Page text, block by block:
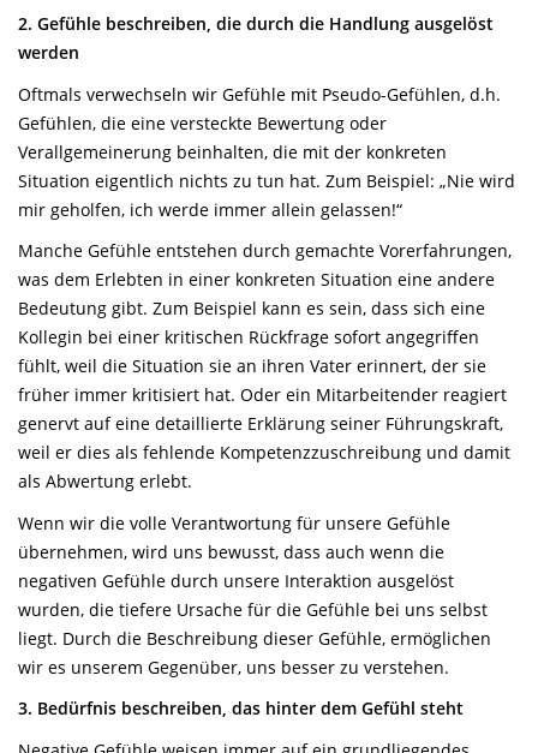
2. Gefühle beschreiben, die durch die Handlung ausgelöst
werden
Oftmals verwechseln wir Gefühle mit Pseudo-Gefühlen, d.h.
Gefühlen, die eine versteckte Bewertung oder
Verallgemeinerung beinhalten, die mit der konkreten
Situation eigentlich nichts zu tun hat. Zum Beispiel: „Nie wird
mir geholfen, ich werde immer allein gelassen!“
Manche Gefühle entstehen durch gemachte Vorerfahrungen,
was dem Erlebten in einer konkreten Situation eine andere
Bedeutung gibt. Zum Beispiel kann es sein, dass sich eine
Kollegin bei einer kritischen Rückfrage sofort angegriffen
fühlt, weil die Situation sie an ihren Vater erinnert, der sie
früher immer kritisiert hat. Oder ein Mitarbeitender reagiert
genervt auf eine detaillierte Erklärung seiner Führungskraft,
weil er dies als fehlende Kompetenzzuschreibung und damit
als Abwertung erlebt.
Wenn wir die volle Verantwortung für unsere Gefühle
übernehmen, wird uns bewusst, dass auch wenn die
negativen Gefühle durch unsere Interaktion ausgelöst
wurden, die tiefere Ursache für die Gefühle bei uns selbst
liegt. Durch die Beschreibung dieser Gefühle, ermöglichen
wir es unserem Gegenüber, uns besser zu verstehen.
3. Bedürfnis beschreiben, das hinter dem Gefühl steht